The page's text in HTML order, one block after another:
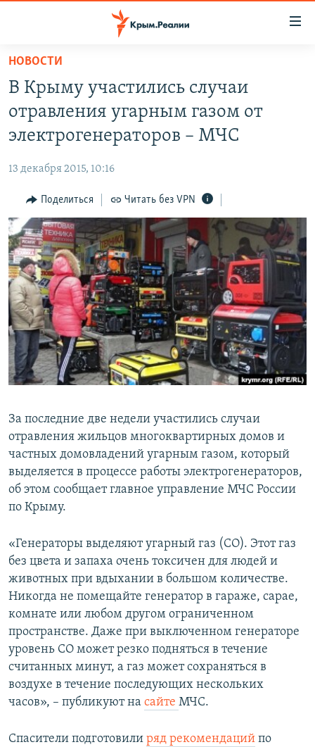
Вернуться
основному
содержанию
Вернутся
главной
навигации
Вернутся
поиску
СПЕЦПРОЕКТЫ
11 ЛЕТ ОККУПАЦИИ КРЫМА. 11 ИСТОРИЙ СОПРОТИВЛЕНИЯ
ВОДА
ЕЩЕ
ИНТЕРАКТИВ
ИНФОГРАФИКА
ТЕЛЕПРОЕКТ КРЫМ.РЕАЛИИ
СОВЕТЫ ПРАВОЗАЩИТНИКОВ
ПРОПАВШИЕ БЕЗ ВЕСТИ
ПОБЕДИТЕЛЕЙ НЕ СУДЯТ?
КРЫМ.НЕПОКОРЕННЫЙ
ELIFBE
РАДІО СВОБОДА
КАК ОБОЙТИ БЛОКИРОВКУ
Українською
Qırımtatar
ПРИСОЕДИНЯЙТЕСЬ!
Все сайты RFE/RL
НОВОСТИ
​В Крыму участились случаи
отравления угарным газом от
электрогенераторов – МЧС
13 декабря 2015, 10:16
Поделиться Читать без VPN
За последние две недели участились случаи
отравления жильцов многоквартирных домов и
частных домовладений угарным газом, который
выделяется в процессе работы электрогенераторов,
об этом сообщает главное управление МЧС России
по Крыму.
«Генераторы выделяют угарный газ (СО). Этот газ
без цвета и запаха очень токсичен для людей и
животных при вдыхании в большом количестве.
Никогда не помещайте генератор в гараже, сарае,
комнате или любом другом ограниченном
пространстве. Даже при выключенном генераторе
уровень СО может резко подняться в течение
считанных минут, а газ может сохраняться в
воздухе в течение последующих нескольких
часов», – публикуют на сайте МЧС.
Спасители подготовили ряд рекомендаций по